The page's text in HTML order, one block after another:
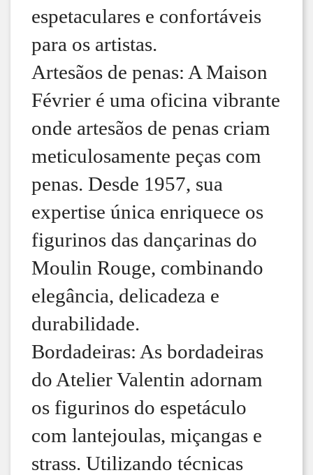
espetaculares e confortáveis ​​
para os artistas.
Artesãos de penas: A Maison
Février é uma oficina vibrante
onde artesãos de penas criam
meticulosamente peças com
penas. Desde 1957, sua
expertise única enriquece os
figurinos das dançarinas do
Moulin Rouge, combinando
elegância, delicadeza e
durabilidade.
Bordadeiras: As bordadeiras
do Atelier Valentin adornam
os figurinos do espetáculo
com lantejoulas, miçangas e
strass. Utilizando técnicas